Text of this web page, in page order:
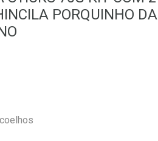
PORQUINHO DA